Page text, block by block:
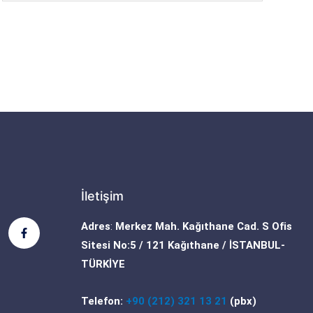
F
a
c
e
İletişim
Adres: Merkez Mah. Kağıthane Cad. S Ofis
Sitesi No:5 / 121 Kağıthane / İSTANBUL-
TÜRKİYE
Telefon: +90 (212) 321 13 21 (pbx)